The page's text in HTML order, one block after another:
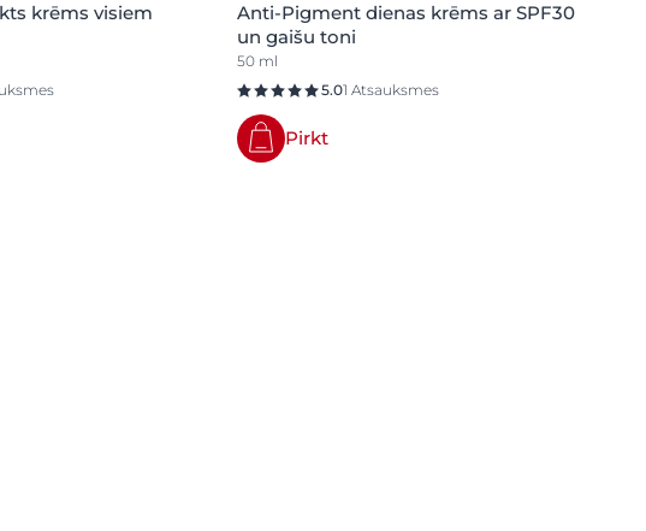
krēms visiem
Anti-Pigment dienas krēms ar SPF30
un gaišu toni
50 ml
5.01 Atsauksmes
Pirkt